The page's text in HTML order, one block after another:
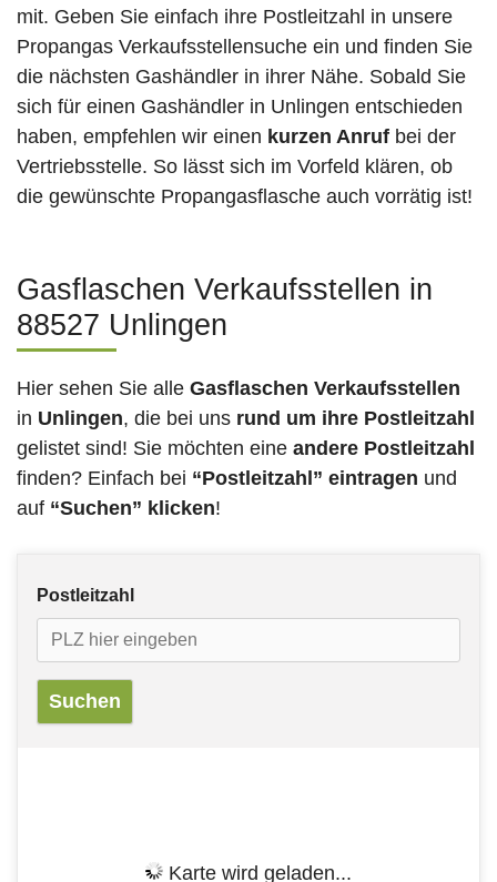
mit. Geben Sie einfach ihre Postleitzahl in unsere
Propangas Verkaufsstellensuche ein und finden Sie
die nächsten Gashändler in ihrer Nähe. Sobald Sie
sich für einen Gashändler in Unlingen entschieden
haben, empfehlen wir einen kurzen Anruf bei der
Vertriebsstelle. So lässt sich im Vorfeld klären, ob
die gewünschte Propangasflasche auch vorrätig ist!
Gasflaschen Verkaufsstellen in
88527 Unlingen
Hier sehen Sie alle Gasflaschen Verkaufsstellen
in Unlingen, die bei uns rund um ihre Postleitzahl
gelistet sind! Sie möchten eine andere Postleitzahl
finden? Einfach bei “Postleitzahl” eintragen und
auf “Suchen” klicken!
Postleitzahl
Karte wird geladen...